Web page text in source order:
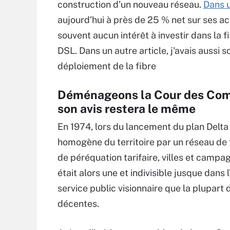
construction d’un nouveau réseau. Dans
aujourd’hui à près de 25 % net sur ses
souvent aucun intérêt à investir dans la
DSL. Dans un autre article, j'avais aussi
déploiement de la fibre
Déménageons la Cour des
son avis restera le même
En 1974, lors du lancement du plan
homogène du territoire par un réseau
de péréquation tarifaire, villes et
était alors une et indivisible jusque dans
service public visionnaire que la plupart
décentes.